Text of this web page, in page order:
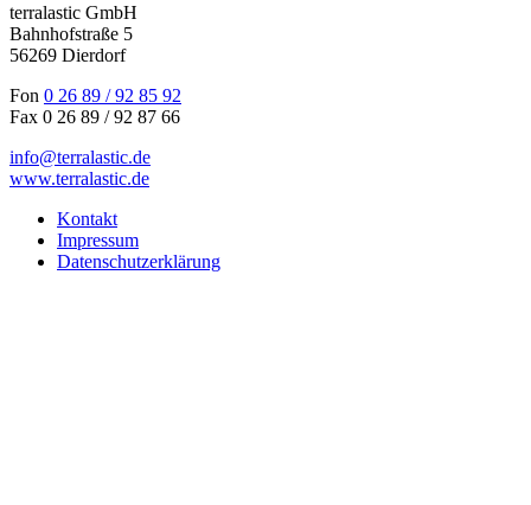
terralastic GmbH
Bahnhofstraße 5
56269 Dierdorf
Fon 0 26 89 / 92 85 92
Fax 0 26 89 / 92 87 66
info@terralastic.de
www.terralastic.de
Kontakt
Impressum
Datenschutzerklärung